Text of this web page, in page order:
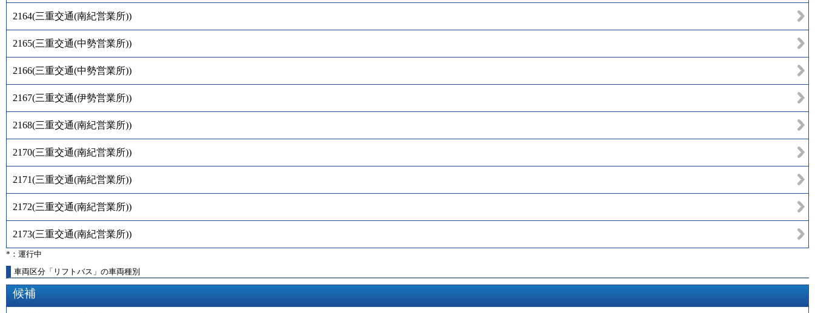
2164(三重交通(南紀営業所))
2165(三重交通(中勢営業所))
2166(三重交通(中勢営業所))
2167(三重交通(伊勢営業所))
2168(三重交通(南紀営業所))
2170(三重交通(南紀営業所))
2171(三重交通(南紀営業所))
2172(三重交通(南紀営業所))
2173(三重交通(南紀営業所))
*：運行中
車両区分「リフトバス」の車両種別
候補